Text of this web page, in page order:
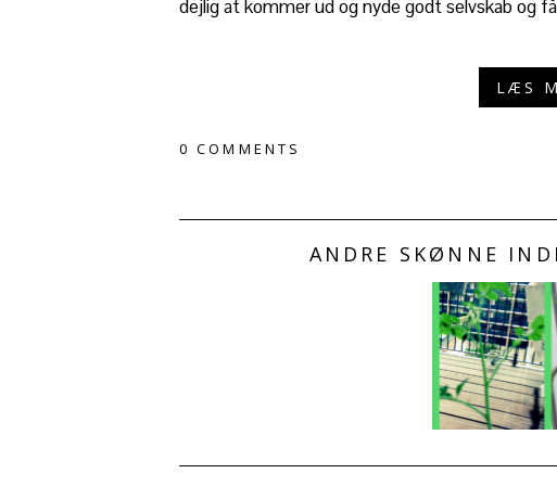
dejlig at kommer ud og nyde godt selvskab og
LÆS
0 COMMENTS
ANDRE SKØNNE